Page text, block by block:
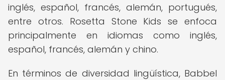
inglés, español, francés, alemán, portugués,
entre otros. Rosetta Stone Kids se enfoca
principalmente en idiomas como inglés,
español, francés, alemán y chino.
En términos de diversidad lingüística, Babbel